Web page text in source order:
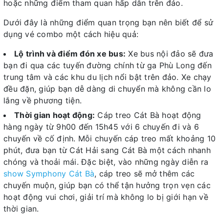
hoặc những điểm tham quan hấp dẫn trên đảo.
Dưới đây là những điểm quan trọng bạn nên biết để sử
dụng vé combo một cách hiệu quả:
Lộ trình và điểm đón xe bus: Xe bus nội đảo sẽ đưa
bạn đi qua các tuyến đường chính từ ga Phù Long đến
trung tâm và các khu du lịch nổi bật trên đảo. Xe chạy
đều đặn, giúp bạn dễ dàng di chuyển mà không cần lo
lắng về phương tiện.
Thời gian hoạt động: Cáp treo Cát Bà hoạt động
hàng ngày từ 9h00 đến 15h45 với 6 chuyến đi và 6
chuyến về cố định. Mỗi chuyến cáp treo mất khoảng 10
phút, đưa bạn từ Cát Hải sang Cát Bà một cách nhanh
chóng và thoải mái. Đặc biệt, vào những ngày diễn ra
show Symphony Cát Bà, cáp treo sẽ mở thêm các
chuyến muộn, giúp bạn có thể tận hưởng trọn vẹn các
hoạt động vui chơi, giải trí mà không lo bị giới hạn về
thời gian.